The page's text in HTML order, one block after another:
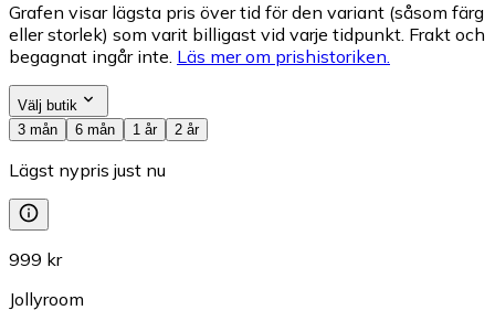
Grafen visar lägsta pris över tid för den variant (såsom färg
eller storlek) som varit billigast vid varje tidpunkt. Frakt och
begagnat ingår inte. Läs mer om prishistoriken.
Välj butik
3 mån
6 mån 1 år 2 år
Lägst nypris just nu
999 kr
Jollyroom